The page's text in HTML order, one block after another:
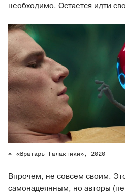
необходимо. Остается идти
«Вратарь Галактики», 2020
Впрочем, не совсем своим.
самонадеянным, но авторы